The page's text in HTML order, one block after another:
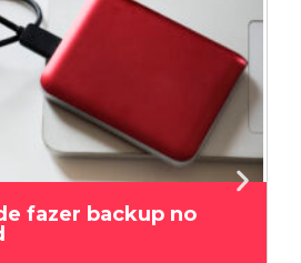
fazer backup no